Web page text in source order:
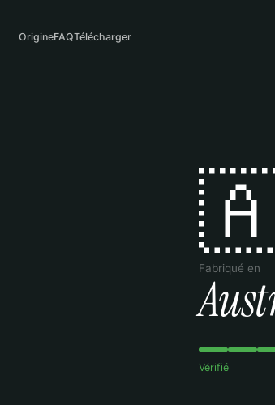
OrigineFAQTélécharger
Fabriqué en
Vérifié